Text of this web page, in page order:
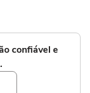
confiável e